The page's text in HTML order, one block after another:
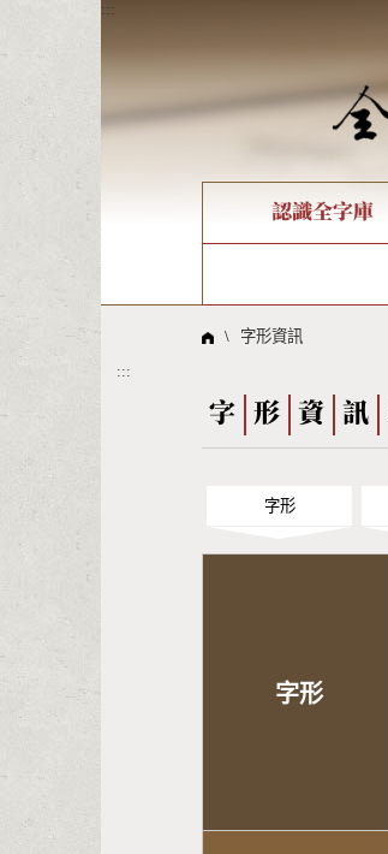
:::
認識全字庫
線上教學
倉頡查詢
Big5查詢
問題集
\ 字形資訊
:::
字 形 資 訊
字形
字形